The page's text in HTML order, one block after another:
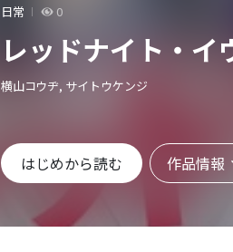
日常 0
レッドナイト・イ
横山コウヂ, サイトウケンジ
はじめから読む 作品情報